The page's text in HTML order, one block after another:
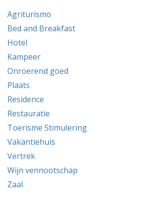
Agriturismo
Bed and Breakfast
Hotel
Kampeer
Onroerend goed
Plaats
Residence
Restauratie
Toerisme Stimulering
Vakantiehuis
Vertrek
Wijn vennootschap
Zaal